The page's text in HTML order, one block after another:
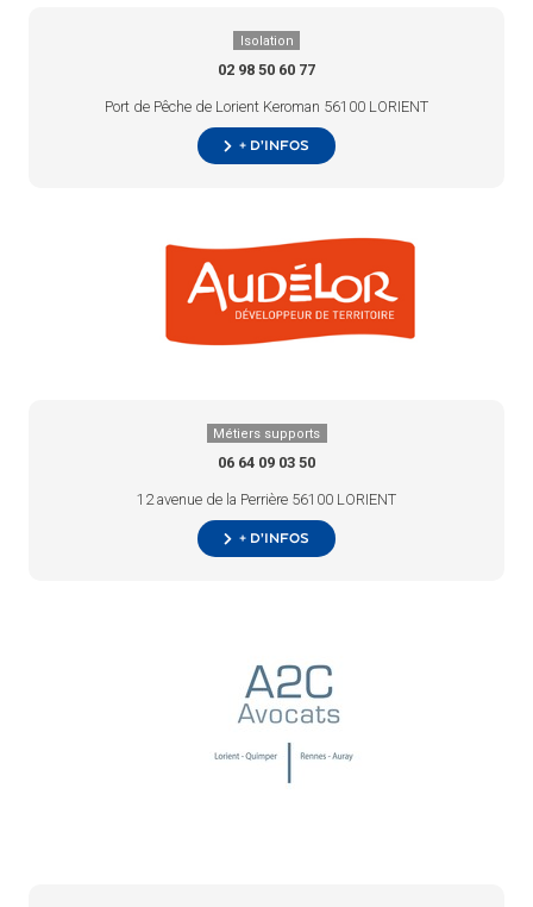
Isolation
02 98 50 60 77
Port de Pêche de Lorient Keroman 56100 LORIENT
+ d’infos
Métiers supports
06 64 09 03 50
12 avenue de la Perrière 56100 LORIENT
+ d’infos